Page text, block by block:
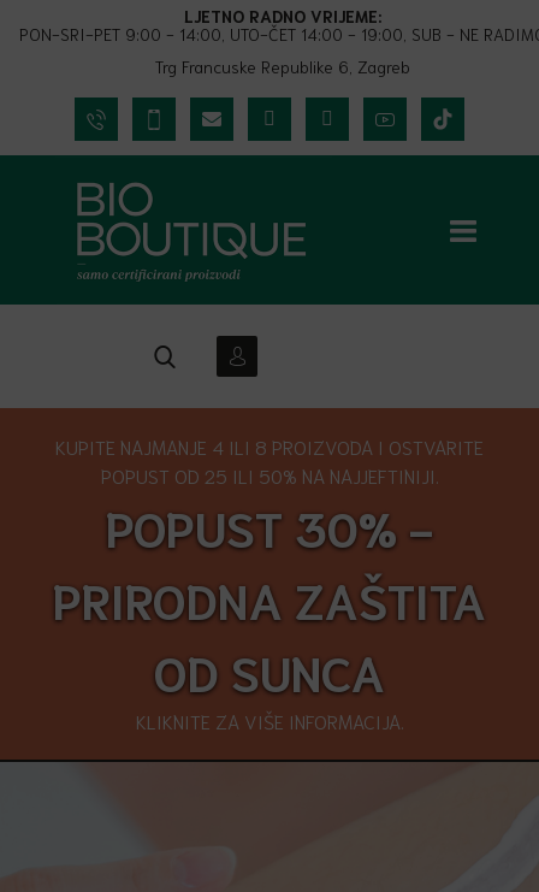
LJETNO RADNO VRIJEME:
PON-SRI-PET 9:00 - 14:00, UTO-ČET 14:00 - 19:00, SUB - NE
Trg Francuske Republike 6, Zagreb
KUPITE NAJMANJE 4 ILI 8 PROIZVODA I OSTVARITE
POPUST OD 25 ILI 50% NA NAJJEFTINIJI.
POPUST 30% -
PRIRODNA ZAŠTITA
OD SUNCA
KLIKNITE ZA VIŠE INFORMACIJA.